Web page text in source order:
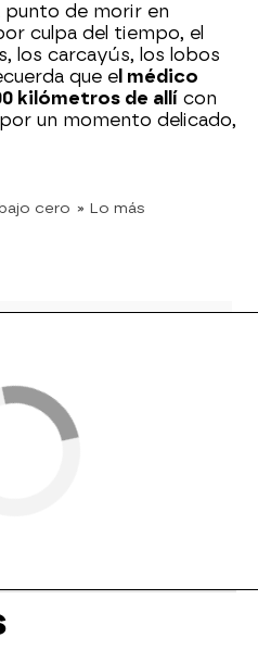
punto de morir en
culpa del tiempo, el
los carcayús, los lobos
que e l médico
kilómetros de allí con
un momento delicado,
cero » Lo más